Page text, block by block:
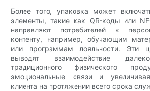
Более того, упаковка может
элементы, такие как QR-коды или
направляют потребителей к
контенту, например, обучающим
или программам лояльности. Эти
выводят взаимодействие
традиционного физического
эмоциональные связи и
клиента на протяжении всего срока